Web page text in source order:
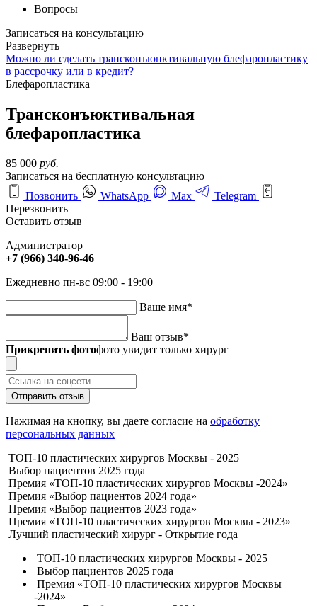
Вопросы
Записаться на консультацию
Развернуть
Можно ли сделать трансконъюнктивальную блефаропластику
в рассрочку или в кредит?
Блефаропластика
Трансконъюктивальная
блефаропластика
85 000 руб.
Записаться на бесплатную консультацию
Позвонить
WhatsApp Max
Telegram
Перезвонить
Оставить отзыв
Администратор
+7 (966) 340-96-46
Ежедневно пн-вс 09:00 - 19:00
Ваше имя*
Ваш отзыв*
Прикрепить фотофото увидит только хирург
Отправить отзыв
Нажимая на кнопку, вы даете согласие на обработку
персональных данных
ТОП-10 пластических хирургов Москвы - 2025
Выбор пациентов 2025 года
Премия «ТОП-10 пластических хирургов Москвы -2024»
Премия «Выбор пациентов 2024 года»
Премия «Выбор пациентов 2023 года»
Премия «ТОП-10 пластических хирургов Москвы - 2023»
Лучший пластический хирург - Открытие года
ТОП-10 пластических хирургов Москвы - 2025
Выбор пациентов 2025 года
Премия «ТОП-10 пластических хирургов Москвы
-2024»